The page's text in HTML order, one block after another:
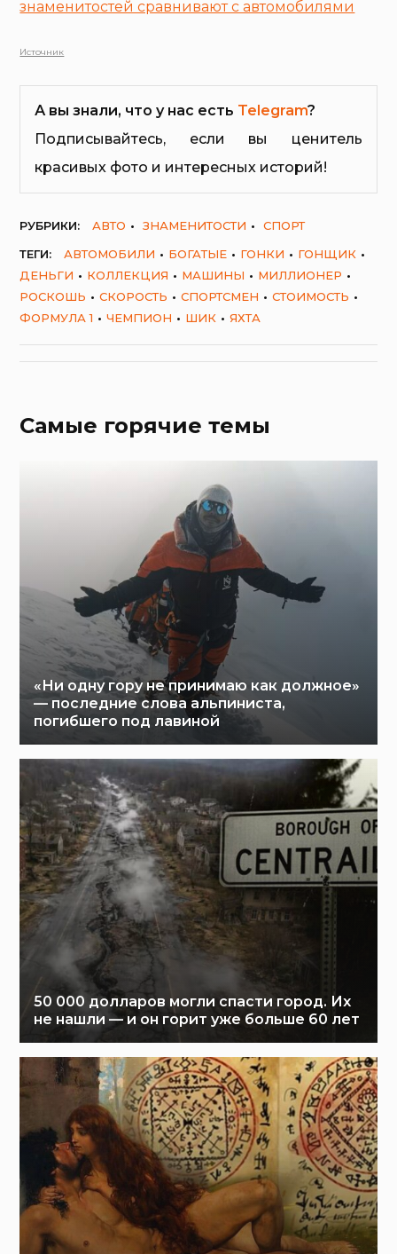
знаменитостей сравнивают с автомобилями
Источник
А вы знали, что у нас есть Telegram?
Подписывайтесь, если вы ценитель
красивых фото и интересных историй!
РУБРИКИ: АВТО ЗНАМЕНИТОСТИ
СПОРТ
ТЕГИ:
АВТОМОБИЛИ БОГАТЫЕ ГОНКИ
ГОНЩИК
ДЕНЬГИ
КОЛЛЕКЦИЯ МАШИНЫ
МИЛЛИОНЕР
РОСКОШЬ
СКОРОСТЬ СПОРТСМЕН
СТОИМОСТЬ
ФОРМУЛА 1
ЧЕМПИОН ШИК ЯХТА
Самые горячие темы
«Ни одну гору не принимаю как должное»
— последние слова альпиниста,
погибшего под лавиной
50 000 долларов могли спасти город. Их
не нашли — и он горит уже больше 60 лет